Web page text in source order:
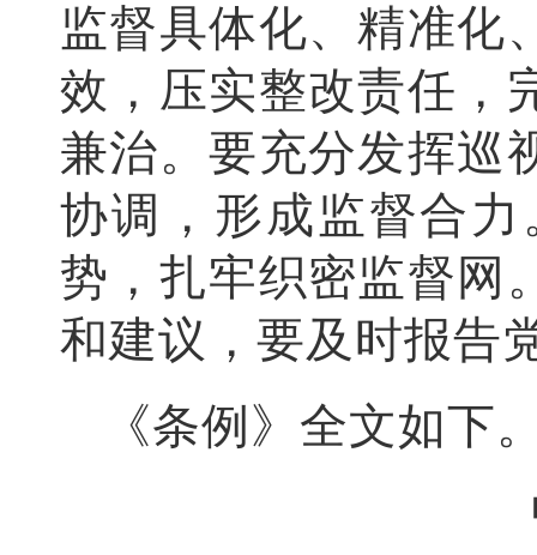
监督具体化、精准化
效，压实整改责任，
兼治。要充分发挥巡
协调，形成监督合
势，扎牢织密监督网
和建议，要及时报告
《条例》全文如下